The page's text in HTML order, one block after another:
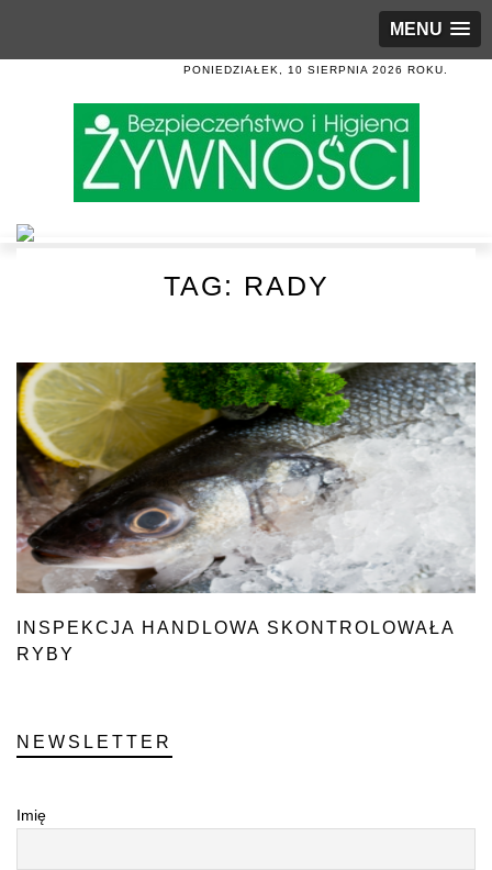
MENU
PONIEDZIAŁEK, 10 SIERPNIA 2026 ROKU.
TAG: RADY
INSPEKCJA HANDLOWA SKONTROLOWAŁA
RYBY
NEWSLETTER
Imię